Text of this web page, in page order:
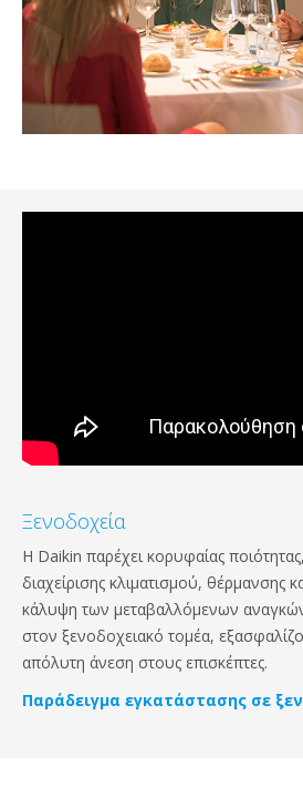
Ξενοδοχεία
Η Daikin παρέχει κορυφαίας
διαχείρισης κλιματισμού, θέρμανσης
κάλυψη των μεταβαλλόμενων
στον ξενοδοχειακό τομέα,
απόλυτη άνεση στους επισκέπτες.
Παράδειγμα εγκατάστασης σε